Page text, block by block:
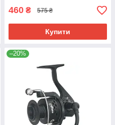
460 ₴ 575 ₴
Купити
–20%